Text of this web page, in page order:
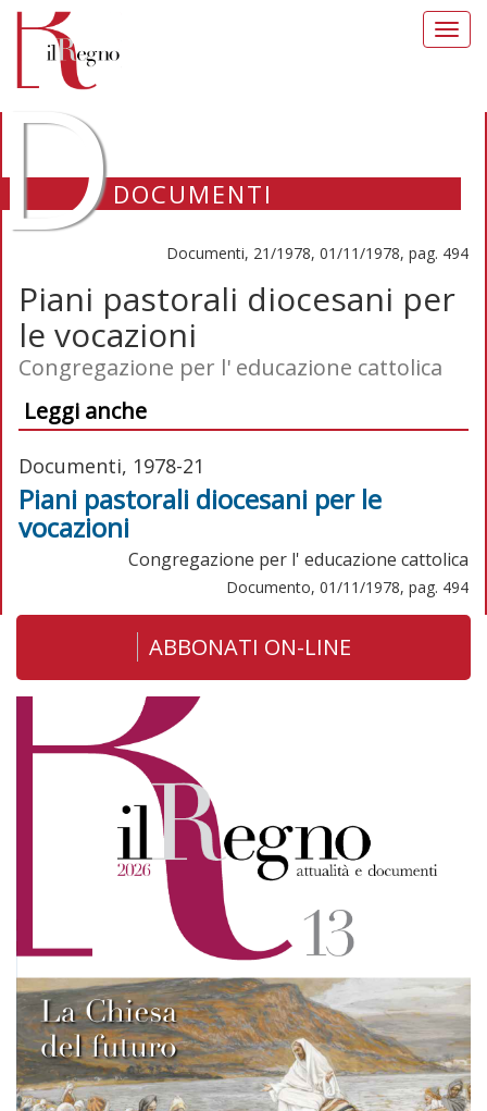
DOCUMENTI
Documenti, 21/1978, 01/11/1978, pag. 494
Piani pastorali diocesani per
le vocazioni
Congregazione per l' educazione cattolica
Leggi anche
Documenti, 1978-21
Piani pastorali diocesani per le
vocazioni
Congregazione per l' educazione cattolica
Documento, 01/11/1978, pag. 494
ABBONATI ON-LINE